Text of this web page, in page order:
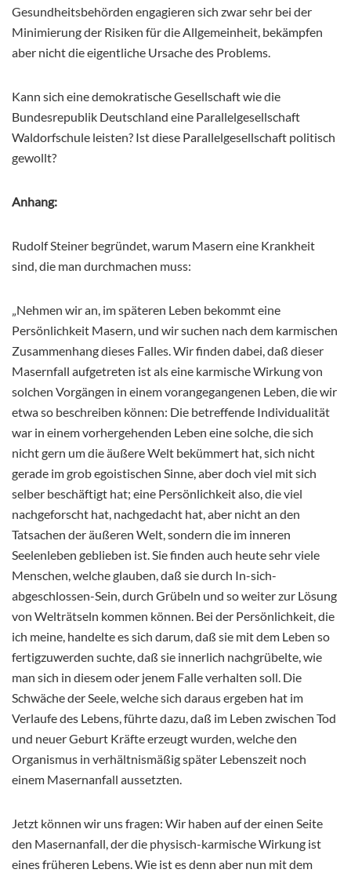
Gesundheitsbehörden engagieren sich zwar sehr bei der
Minimierung der Risiken für die Allgemeinheit, bekämpfen
aber nicht die eigentliche Ursache des Problems.
Kann sich eine demokratische Gesellschaft wie die
Bundesrepublik Deutschland eine Parallelgesellschaft
Waldorfschule leisten? Ist diese Parallelgesellschaft politisch
gewollt?
Anhang:
Rudolf Steiner begründet, warum Masern eine Krankheit
sind, die man durchmachen muss:
„Nehmen wir an, im späteren Leben bekommt eine
Persönlichkeit Masern, und wir suchen nach dem karmischen
Zusammenhang dieses Falles. Wir finden dabei, daß dieser
Masernfall aufgetreten ist als eine karmische Wirkung von
solchen Vorgängen in einem vorangegangenen Leben, die wir
etwa so beschreiben können: Die betreffende Individualität
war in einem vorhergehenden Leben eine solche, die sich
nicht gern um die äußere Welt bekümmert hat, sich nicht
gerade im grob egoistischen Sinne, aber doch viel mit sich
selber beschäftigt hat; eine Persönlichkeit also, die viel
nachgeforscht hat, nachgedacht hat, aber nicht an den
Tatsachen der äußeren Welt, sondern die im inneren
Seelenleben geblieben ist. Sie finden auch heute sehr viele
Menschen, welche glauben, daß sie durch In-sich-
abgeschlossen-Sein, durch Grübeln und so weiter zur Lösung
von Welträtseln kommen können. Bei der Persönlichkeit, die
ich meine, handelte es sich darum, daß sie mit dem Leben so
fertigzuwerden suchte, daß sie innerlich nachgrübelte, wie
man sich in diesem oder jenem Falle verhalten soll. Die
Schwäche der Seele, welche sich daraus ergeben hat im
Verlaufe des Lebens, führte dazu, daß im Leben zwischen Tod
und neuer Geburt Kräfte erzeugt wurden, welche den
Organismus in verhältnismäßig später Lebenszeit noch
einem Masernanfall aussetzten.
Jetzt können wir uns fragen: Wir haben auf der einen Seite
den Masernanfall, der die physisch-karmische Wirkung ist
eines früheren Lebens. Wie ist es denn aber nun mit dem